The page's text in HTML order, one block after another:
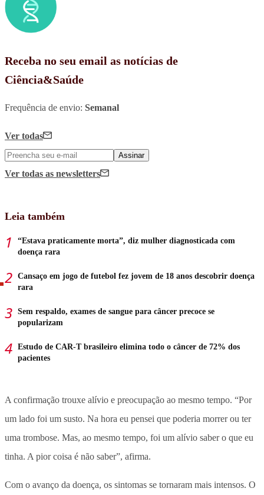
Receba no seu email as notícias de
Ciência&Saúde
Frequência de envio: Semanal
Ver todas
Assinar
Ver todas as newsletters
Leia também
“Estava praticamente morta”, diz mulher diagnosticada com
doença rara
Cansaço em jogo de futebol fez jovem de 18 anos descobrir doença
rara
Sem respaldo, exames de sangue para câncer precoce se
popularizam
Estudo de CAR-T brasileiro elimina todo o câncer de 72% dos
pacientes
A confirmação trouxe alívio e preocupação ao mesmo tempo. “Por
um lado foi um susto. Na hora eu pensei que poderia morrer ou ter
uma trombose. Mas, ao mesmo tempo, foi um alívio saber o que eu
tinha. A pior coisa é não saber”, afirma.
Com o avanço da doença, os sintomas se tornaram mais intensos. O